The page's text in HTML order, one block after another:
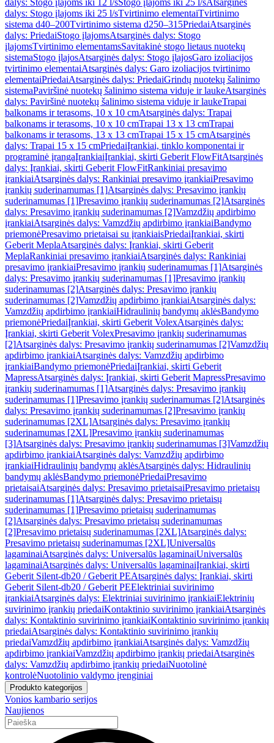
dalys: Stogo įlajoms iki 12 l/sStogo įlajoms iki 25 l/sAtsarginės
dalys: Stogo įlajoms iki 25 l/sTvirtinimo elementaiTvirtinimo
sistema d40–200Tvirtinimo sistema d250–315PriedaiAtsarginės
dalys: PriedaiStogo įlajomsAtsarginės dalys: Stogo
įlajomsTvirtinimo elementamsSavitakinė stogo lietaus nuotekų
sistemaStogo įlajosAtsarginės dalys: Stogo įlajosGaro izoliacijos
tvirtinimo elementaiAtsarginės dalys: Garo izoliacijos tvirtinimo
elementaiPriedaiAtsarginės dalys: PriedaiGrindų nuotekų šalinimo
sistemaPaviršinė nuotekų šalinimo sistema viduje ir laukeAtsarginės
dalys: Paviršinė nuotekų šalinimo sistema viduje ir laukeTrapai
balkonams ir terasoms, 10 x 10 cmAtsarginės dalys: Trapai
balkonams ir terasoms, 10 x 10 cmTrapai 13 x 13 cmTrapai
balkonams ir terasoms, 13 x 13 cmTrapai 15 x 15 cmAtsarginės
dalys: Trapai 15 x 15 cmPriedaiĮrankiai, tinklo komponentai ir
programinė įrangaĮrankiaiĮrankiai, skirti Geberit FlowFitAtsarginės
dalys: Įrankiai, skirti Geberit FlowFitRankiniai presavimo
įrankiaiAtsarginės dalys: Rankiniai presavimo įrankiaiPresavimo
įrankių suderinamumas [1]Atsarginės dalys: Presavimo įrankių
suderinamumas [1]Presavimo įrankių suderinamumas [2]Atsarginės
dalys: Presavimo įrankių suderinamumas [2]Vamzdžių apdirbimo
įrankiaiAtsarginės dalys: Vamzdžių apdirbimo įrankiaiBandymo
priemonėPresavimo prietaisai su įrankiaisPriedaiĮrankiai, skirti
Geberit MeplaAtsarginės dalys: Įrankiai, skirti Geberit
MeplaRankiniai presavimo įrankiaiAtsarginės dalys: Rankiniai
presavimo įrankiaiPresavimo įrankių suderinamumas [1]Atsarginės
dalys: Presavimo įrankių suderinamumas [1]Presavimo įrankių
suderinamumas [2]Atsarginės dalys: Presavimo įrankių
suderinamumas [2]Vamzdžių apdirbimo įrankiaiAtsarginės dalys:
Vamzdžių apdirbimo įrankiaiHidraulinių bandymų aklėsBandymo
priemonėPriedaiĮrankiai, skirti Geberit VolexAtsarginės dalys:
Įrankiai, skirti Geberit VolexPresavimo įrankių suderinamumas
[2]Atsarginės dalys: Presavimo įrankių suderinamumas [2]Vamzdžių
apdirbimo įrankiaiAtsarginės dalys: Vamzdžių apdirbimo
įrankiaiBandymo priemonėPriedaiĮrankiai, skirti Geberit
MapressAtsarginės dalys: Įrankiai, skirti Geberit MapressPresavimo
įrankių suderinamumas [1]Atsarginės dalys: Presavimo įrankių
suderinamumas [1]Presavimo įrankių suderinamumas [2]Atsarginės
dalys: Presavimo įrankių suderinamumas [2]Presavimo įrankių
suderinamumas [2XL]Atsarginės dalys: Presavimo įrankių
suderinamumas [2XL]Presavimo įrankių suderinamumas
[3]Atsarginės dalys: Presavimo įrankių suderinamumas [3]Vamzdžių
apdirbimo įrankiaiAtsarginės dalys: Vamzdžių apdirbimo
įrankiaiHidraulinių bandymų aklėsAtsarginės dalys: Hidraulinių
bandymų aklėsBandymo priemonėPriedaiPresavimo
prietaisaiAtsarginės dalys: Presavimo prietaisaiPresavimo prietaisų
suderinamumas [1]Atsarginės dalys: Presavimo prietaisų
suderinamumas [1]Presavimo prietaisų suderinamumas
[2]Atsarginės dalys: Presavimo prietaisų suderinamumas
[2]Presavimo prietaisų suderinamumas [2XL]Atsarginės dalys:
Presavimo prietaisų suderinamumas [2XL]Universalūs
lagaminaiAtsarginės dalys: Universalūs lagaminaiUniversalūs
lagaminaiAtsarginės dalys: Universalūs lagaminaiĮrankiai, skirti
Geberit Silent-db20 / Geberit PEAtsarginės dalys: Įrankiai, skirti
Geberit Silent-db20 / Geberit PEElektriniai suvirinimo
įrankiaiAtsarginės dalys: Elektriniai suvirinimo įrankiaiElektrinių
suvirinimo įrankių priedaiKontaktinio suvirinimo įrankiaiAtsarginės
dalys: Kontaktinio suvirinimo įrankiaiKontaktinio suvirinimo įrankių
priedaiAtsarginės dalys: Kontaktinio suvirinimo įrankių
priedaiVamzdžių apdirbimo įrankiaiAtsarginės dalys: Vamzdžių
apdirbimo įrankiaiVamzdžių apdirbimo įrankių priedaiAtsarginės
dalys: Vamzdžių apdirbimo įrankių priedaiNuotolinė
kontrolėNuotolinio valdymo įrenginiai
Produkto kategorijos
Vonios kambario serijos
Naujienos